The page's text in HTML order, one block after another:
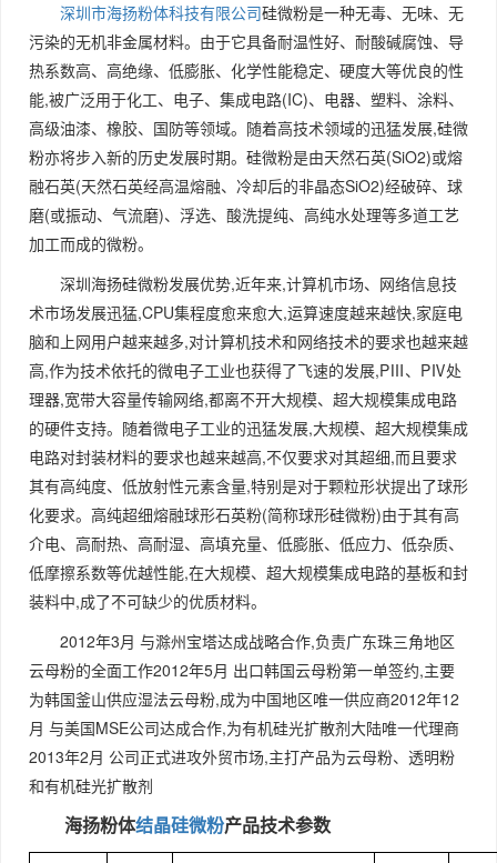
深圳市海扬粉体科技有限公司硅微粉是一种无毒、无味、无
污染的无机非金属材料。由于它具备耐温性好、耐酸碱腐蚀、导
热系数高、高绝缘、低膨胀、化学性能稳定、硬度大等优良的性
能,被广泛用于化工、电子、集成电路(IC)、电器、塑料、涂料、
高级油漆、橡胶、国防等领域。随着高技术领域的迅猛发展,硅微
粉亦将步入新的历史发展时期。硅微粉是由天然石英(SiO2)或熔
融石英(天然石英经高温熔融、冷却后的非晶态SiO2)经破碎、球
磨(或振动、气流磨)、浮选、酸洗提纯、高纯水处理等多道工艺
加工而成的微粉。
深圳海扬硅微粉发展优势,近年来,计算机市场、网络信息技
术市场发展迅猛,CPU集程度愈来愈大,运算速度越来越快,家庭电
脑和上网用户越来越多,对计算机技术和网络技术的要求也越来越
高,作为技术依托的微电子工业也获得了飞速的发展,PⅢ、PⅣ处
理器,宽带大容量传输网络,都离不开大规模、超大规模集成电路
的硬件支持。随着微电子工业的迅猛发展,大规模、超大规模集成
电路对封装材料的要求也越来越高,不仅要求对其超细,而且要求
其有高纯度、低放射性元素含量,特别是对于颗粒形状提出了球形
化要求。高纯超细熔融球形石英粉(简称球形硅微粉)由于其有高
介电、高耐热、高耐湿、高填充量、低膨胀、低应力、低杂质、
低摩擦系数等优越性能,在大规模、超大规模集成电路的基板和封
装料中,成了不可缺少的优质材料。
2012年3月 与滁州宝塔达成战略合作,负责广东珠三角地区
云母粉的全面工作2012年5月 出口韩国云母粉第一单签约,主要
为韩国釜山供应湿法云母粉,成为中国地区唯一供应商2012年12
月 与美国MSE公司达成合作,为有机硅光扩散剂大陆唯一代理商
2013年2月 公司正式进攻外贸市场,主打产品为云母粉、透明粉
和有机硅光扩散剂
海扬粉体结晶硅微粉产品技术参数